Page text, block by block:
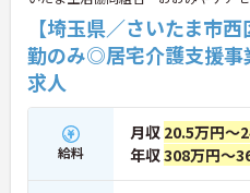
【埼玉県／さいたま市
勤のみ◎居宅介護支援事
求人
給料
月収 20.5万円～
年収308万円～